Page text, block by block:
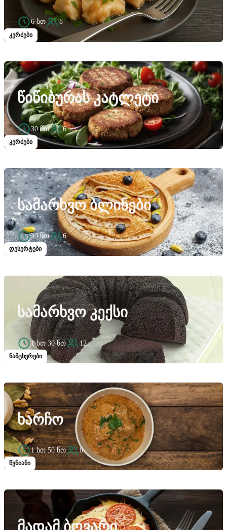
კერძები
6 სთ 8
კერძები
ᲬᲘᲬᲘᲑᲣᲠᲐᲡ ᲙᲐᲢᲚᲔᲢᲘ
30 წთ 6
დესერტები
ᲡᲐᲛᲐᲠᲮᲕᲝ ᲑᲚᲘᲜᲔᲑᲘ
30 წთ 6
ნამცხვრები
ᲡᲐᲛᲐᲠᲮᲕᲝ ᲙᲔᲥᲡᲘ
1 სთ 30 წთ 12
წვნიანი
ᲮᲐᲠᲩᲝ
1 სთ 50 წთ 8
ᲛᲐᲓᲐᲛ ᲑᲝᲕᲐᲠᲘ